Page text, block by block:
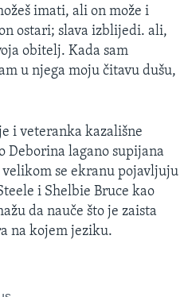
imati, ali on može i
ostari; slava izblijedi. ali,
obitelj. Kada sam
u njega moju čitavu dušu,
i veteranka kazališne
Deborina lagano supijana
se ekranu pojavljuju
i Shelbie Bruce kao
da nauče što je zaista
na kojem jeziku.